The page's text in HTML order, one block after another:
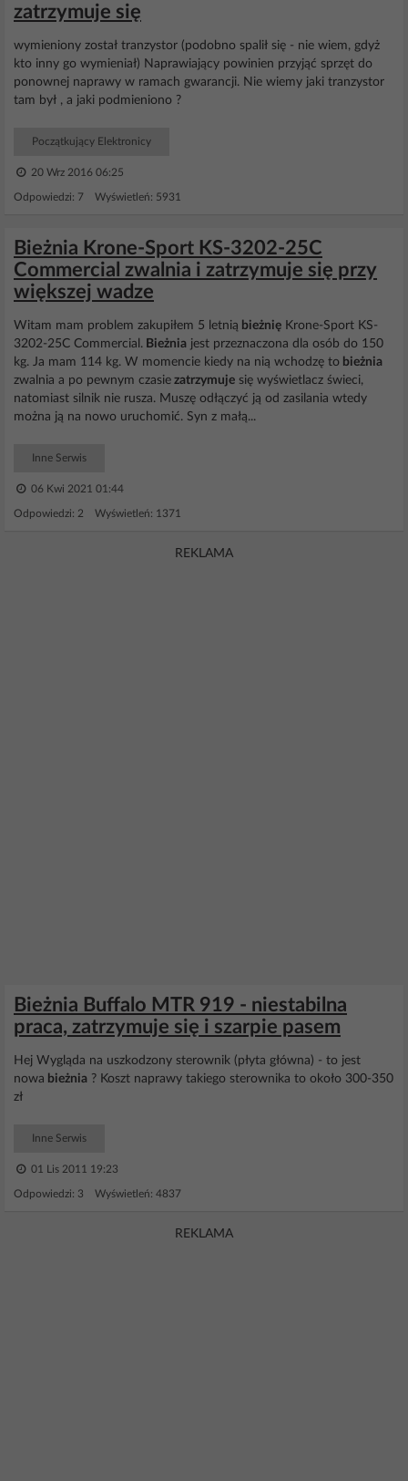
zatrzymuje się
wymieniony został tranzystor (podobno spalił się - nie wiem, gdyż
kto inny go wymieniał) Naprawiający powinien przyjąć sprzęt do
ponownej naprawy w ramach gwarancji. Nie wiemy jaki tranzystor
tam był , a jaki podmieniono ?
Początkujący Elektronicy
20 Wrz 2016 06:25
Odpowiedzi: 7 Wyświetleń: 5931
Bieżnia Krone-Sport KS-3202-25C
Commercial zwalnia i zatrzymuje się przy
większej wadze
Witam mam problem zakupiłem 5 letnią bieżnię Krone-Sport KS-
3202-25C Commercial. Bieżnia jest przeznaczona dla osób do 150
kg. Ja mam 114 kg. W momencie kiedy na nią wchodzę to bieżnia
zwalnia a po pewnym czasie zatrzymuje się wyświetlacz świeci,
natomiast silnik nie rusza. Muszę odłączyć ją od zasilania wtedy
można ją na nowo uruchomić. Syn z małą...
Inne Serwis
06 Kwi 2021 01:44
Odpowiedzi: 2 Wyświetleń: 1371
REKLAMA
Bieżnia Buffalo MTR 919 - niestabilna
praca, zatrzymuje się i szarpie pasem
Hej Wygląda na uszkodzony sterownik (płyta główna) - to jest
nowa bieżnia ? Koszt naprawy takiego sterownika to około 300-350
zł
Inne Serwis
01 Lis 2011 19:23
Odpowiedzi: 3 Wyświetleń: 4837
REKLAMA